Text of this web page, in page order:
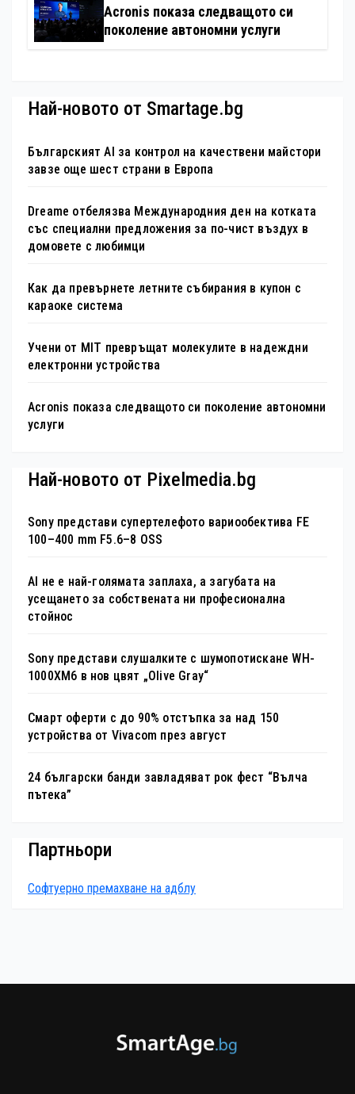
Acronis показа следващото си
поколение автономни услуги
Най-новото от Smartage.bg
Българският AI за контрол на качествени майстори
завзе още шест страни в Европа
Dreame отбелязва Международния ден на котката
със специални предложения за по-чист въздух в
домовете с любимци
Как да превърнете летните събирания в купон с
караоке система
Учени от MIT превръщат молекулите в надеждни
електронни устройства
Acronis показа следващото си поколение автономни
услуги
Най-новото от Pixelmedia.bg
Sony представи супертелефото вариообектива FE
100–400 mm F5.6–8 OSS
AI не е най-голямата заплаха, а загубата на
усещането за собствената ни професионална
стойнос
Sony представи слушалките с шумопотискане WH-
1000XM6 в нов цвят „Olive Gray“
Смарт оферти с до 90% отстъпка за над 150
устройства от Vivacom през август
24 български банди завладяват рок фест “Вълча
пътека”
Партньори
Софтуерно премахване на адблу